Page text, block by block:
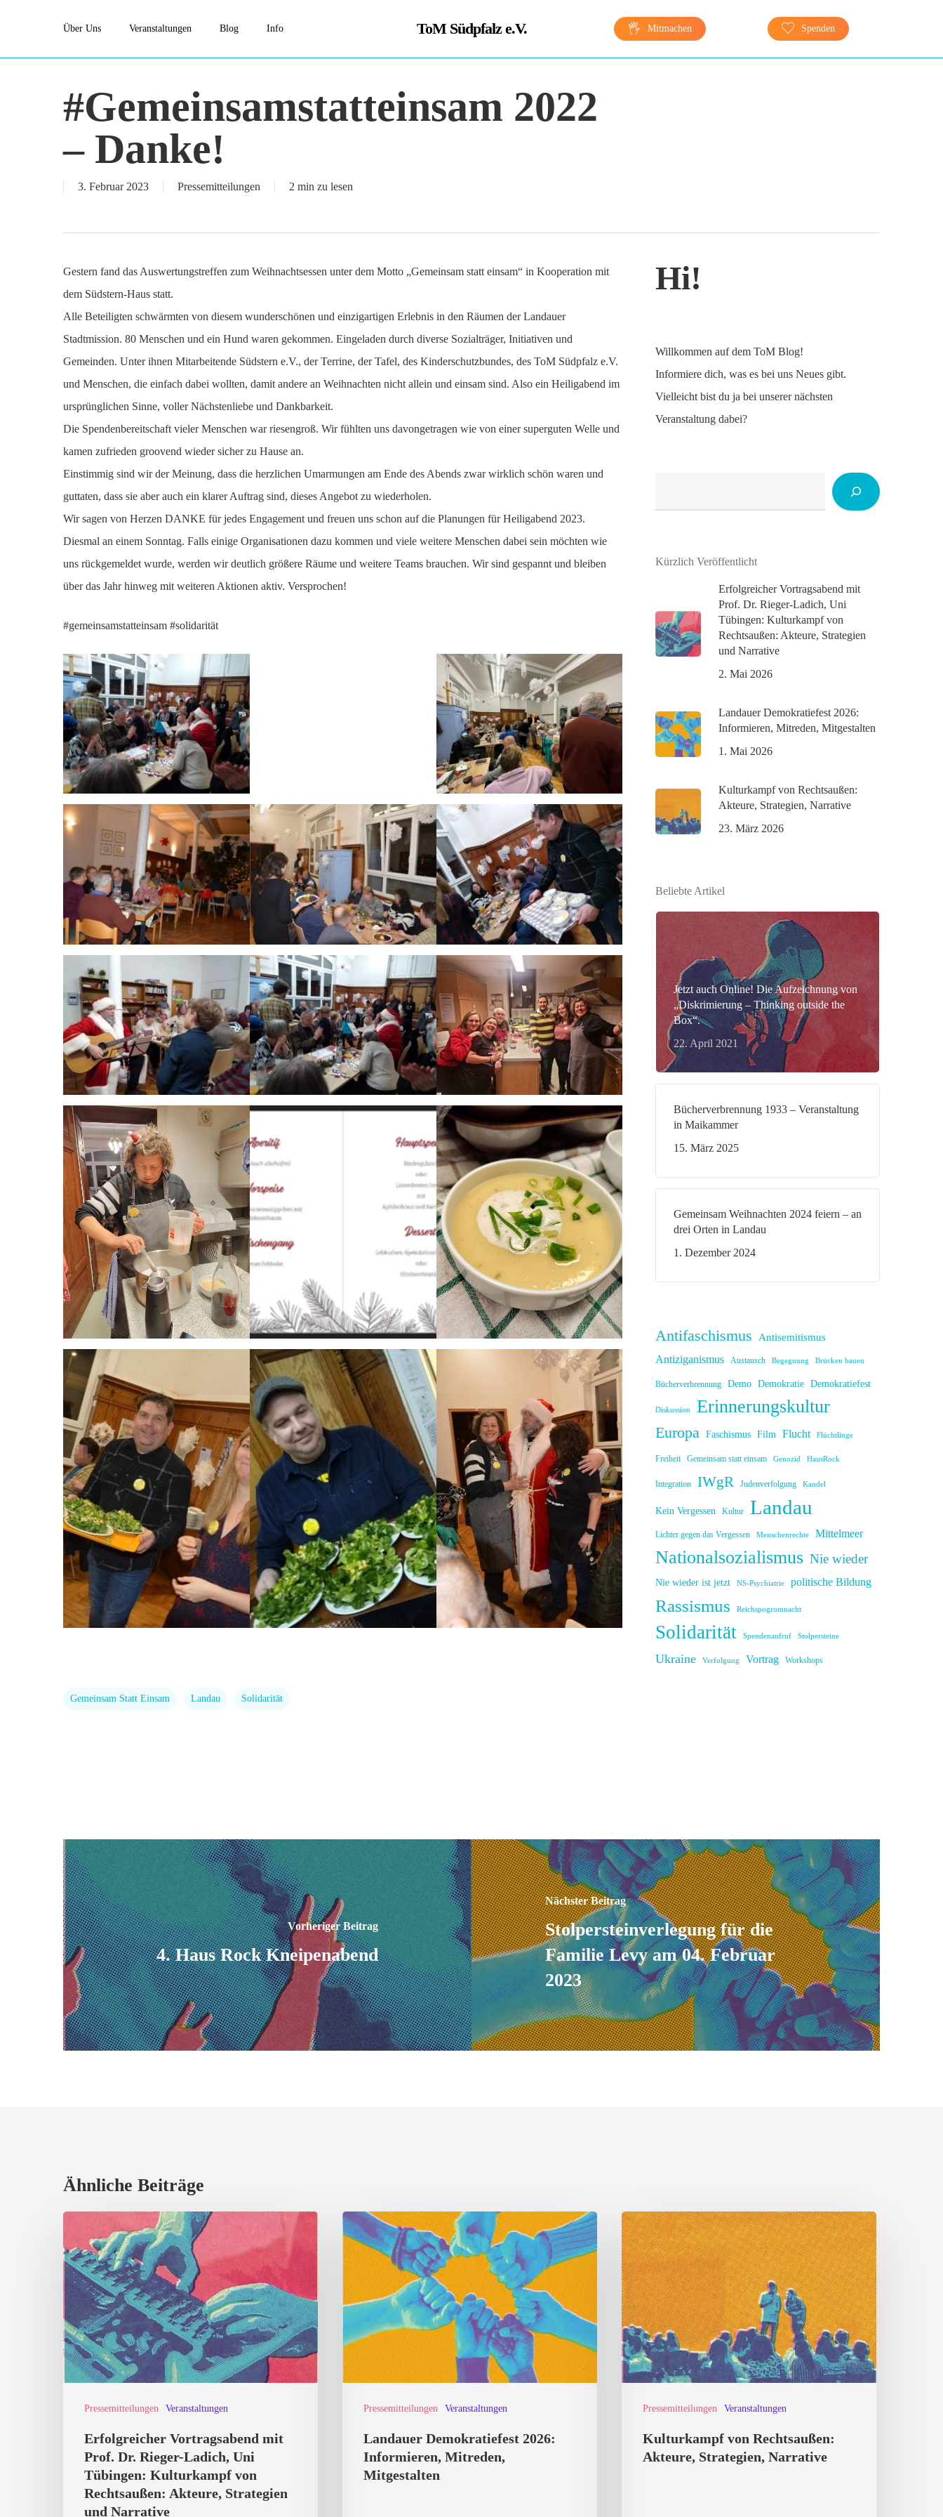
main
ToM Südpfalz e.V.
Über Uns Veranstaltungen Blog Info Mitmachen Spenden
#Gemeinsamstatteinsam 2022
– Danke!
3. Februar 2023 Pressemitteilungen 2 min zu lesen
Gestern fand das Auswertungstreffen zum Weihnachtsessen unter dem Motto „Gemeinsam statt einsam“ in Kooperation mit
dem Südstern-Haus statt.
Alle Beteiligten schwärmten von diesem wunderschönen und einzigartigen Erlebnis in den Räumen der Landauer
Stadtmission. 80 Menschen und ein Hund waren gekommen. Eingeladen durch diverse Sozialträger, Initiativen und
Gemeinden. Unter ihnen Mitarbeitende Südstern e.V., der Terrine, der Tafel, des Kinderschutzbundes, des ToM Südpfalz e.V.
und Menschen, die einfach dabei wollten, damit andere an Weihnachten nicht allein und einsam sind. Also ein Heiligabend im
ursprünglichen Sinne, voller Nächstenliebe und Dankbarkeit.
Die Spendenbereitschaft vieler Menschen war riesengroß. Wir fühlten uns davongetragen wie von einer superguten Welle und
kamen zufrieden groovend wieder sicher zu Hause an.
Einstimmig sind wir der Meinung, dass die herzlichen Umarmungen am Ende des Abends zwar wirklich schön waren und
guttaten, dass sie aber auch ein klarer Auftrag sind, dieses Angebot zu wiederholen.
Wir sagen von Herzen DANKE für jedes Engagement und freuen uns schon auf die Planungen für Heiligabend 2023.
Diesmal an einem Sonntag. Falls einige Organisationen dazu kommen und viele weitere Menschen dabei sein möchten wie
uns rückgemeldet wurde, werden wir deutlich größere Räume und weitere Teams brauchen. Wir sind gespannt und bleiben
über das Jahr hinweg mit weiteren Aktionen aktiv. Versprochen!
#gemeinsamstatteinsam #solidarität
Gemeinsam Statt Einsam Landau Solidarität
Hi!
Willkommen auf dem ToM Blog!
Informiere dich, was es bei uns Neues gibt.
Vielleicht bist du ja bei unserer nächsten
Veranstaltung dabei?
Kürzlich Veröffentlicht
Erfolgreicher Vortragsabend mit
Prof. Dr. Rieger-Ladich, Uni
Tübingen: Kulturkampf von
Rechtsaußen: Akteure, Strategien
und Narrative
2. Mai 2026
Landauer Demokratiefest 2026:
Informieren, Mitreden, Mitgestalten
1. Mai 2026
Kulturkampf von Rechtsaußen:
Akteure, Strategien, Narrative
23. März 2026
Beliebte Artikel
Jetzt auch Online! Die Aufzeichnung von
„Diskrimierung – Thinking outside the
Box“.
22. April 2021
Bücherverbrennung 1933 – Veranstaltung
in Maikammer
15. März 2025
Gemeinsam Weihnachten 2024 feiern – an
drei Orten in Landau
1. Dezember 2024
Antifaschismus Antisemitismus
Antiziganismus Austausch Begegnung Brücken bauen
Bücherverbrennung Demo Demokratie Demokratiefest
Diskussion Erinnerungskultur
Europa Faschismus Film Flucht Flüchtlinge
Freiheit Gemeinsam statt einsam Genozid HausRock
Integration IWgR Judenverfolgung Kandel
Kein Vergessen Kultur Landau
Lichter gegen das Vergessen Menschenrechte Mittelmeer
Nationalsozialismus Nie wieder
Nie wieder ist jetzt NS-Psychiatrie politische Bildung
Rassismus Reichspogromnacht
Solidarität Spendenaufruf Stolpersteine
Ukraine Verfolgung Vortrag Workshops
Vorheriger Beitrag
4. Haus Rock Kneipenabend
Nächster Beitrag
Stolpersteinverlegung für die
Familie Levy am 04. Februar
2023
Ähnliche Beiträge
Pressemitteilungen Veranstaltungen
Erfolgreicher
Vortragsabend
mit
Prof.
Dr.
Rieger-
Ladich,
Uni
Rechtsaußen:
Akteure,
Strategien
Erfolgreicher Vortragsabend mit
Prof. Dr. Rieger-Ladich, Uni
Tübingen: Kulturkampf von
Rechtsaußen: Akteure, Strategien
und Narrative
Pressemitteilungen Veranstaltungen
Landauer
Demokratiefest
2026:
Informieren,
Mitreden,
Mitgestalten
Landauer Demokratiefest 2026:
Informieren, Mitreden,
Mitgestalten
Pressemitteilungen Veranstaltungen
Kulturkampf
von
Rechtsaußen:
Akteure,
Strategien,
Narrative
Kulturkampf von Rechtsaußen:
Akteure, Strategien, Narrative